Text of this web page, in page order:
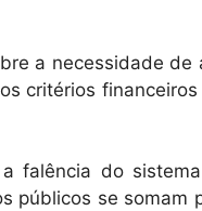
a necessidade
critérios
falência do
públicos se